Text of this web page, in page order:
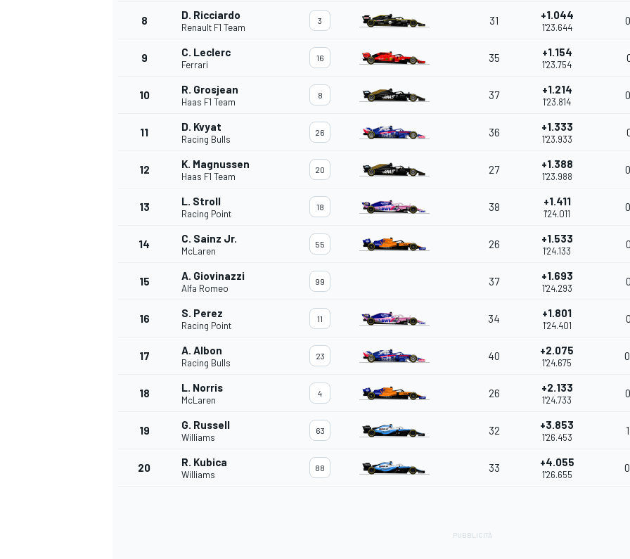
MONOPOSTO
8 D. Ricciardo
Renault F1 Team
3 31 +1.044
1'23.644
9 C. Leclerc
Ferrari
16 35 +1.154
1'23.754
10 R. Grosjean
Haas F1 Team
8 37 +1.214
1'23.814
11 D. Kvyat
Racing Bulls
26 36 +1.333
1'23.933
12 K. Magnussen
Haas F1 Team
20 27 +1.388
1'23.988
13 L. Stroll
Racing Point
18 38 +1.411
1'24.011
14 C. Sainz Jr.
McLaren
55 26 +1.533
1'24.133
15 A. Giovinazzi
Alfa Romeo
99 37 +1.693
1'24.293
16 S. Perez
Racing Point
11 34 +1.801
1'24.401
17 A. Albon
Racing Bulls
23 40 +2.075
1'24.675
18 L. Norris
McLaren
4 26 +2.133
1'24.733
19 G. Russell
Williams
63 32 +3.853
1'26.453
20 R. Kubica
Williams
88 33 +4.055
1'26.655